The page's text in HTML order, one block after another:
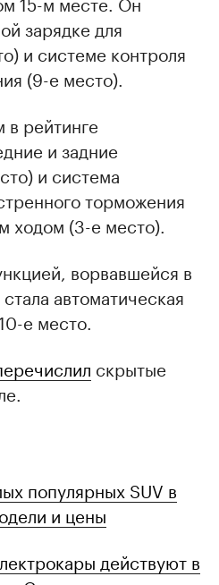
зарядке для
и системе контроля
(9-е место).
в рейтинге
и задние
и система
торможения
ходом (3-е место).
ворвавшейся в
автоматическая
е место.
скрытые
популярных SUV в
и цены
действуют в